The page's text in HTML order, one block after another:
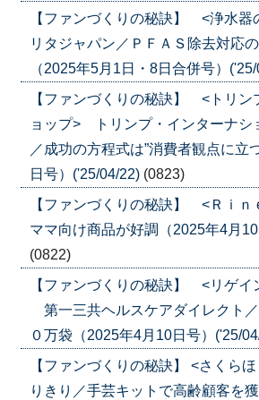
【ファンづくりの秘訣】 <浄水
リタジャパン／ＰＦＡＳ除去対応
（2025年5月1日・8日合併号）
【ファンづくりの秘訣】 <トリン
ョップ> トリンプ・インターナシ
／成功の方程式は”消費者観点に立
日号）('25/04/22) (0823)
【ファンづくりの秘訣】 <Ｒｉ
ママ向け商品が好調（2025年4月
(0822)
【ファンづくりの秘訣】 <リゲイ
第一三共ヘルスケアダイレクト／
０万袋（2025年4月10日号）('25/
【ファンづくりの秘訣】 <さくら
りきり／手芸キットで高齢顧客を